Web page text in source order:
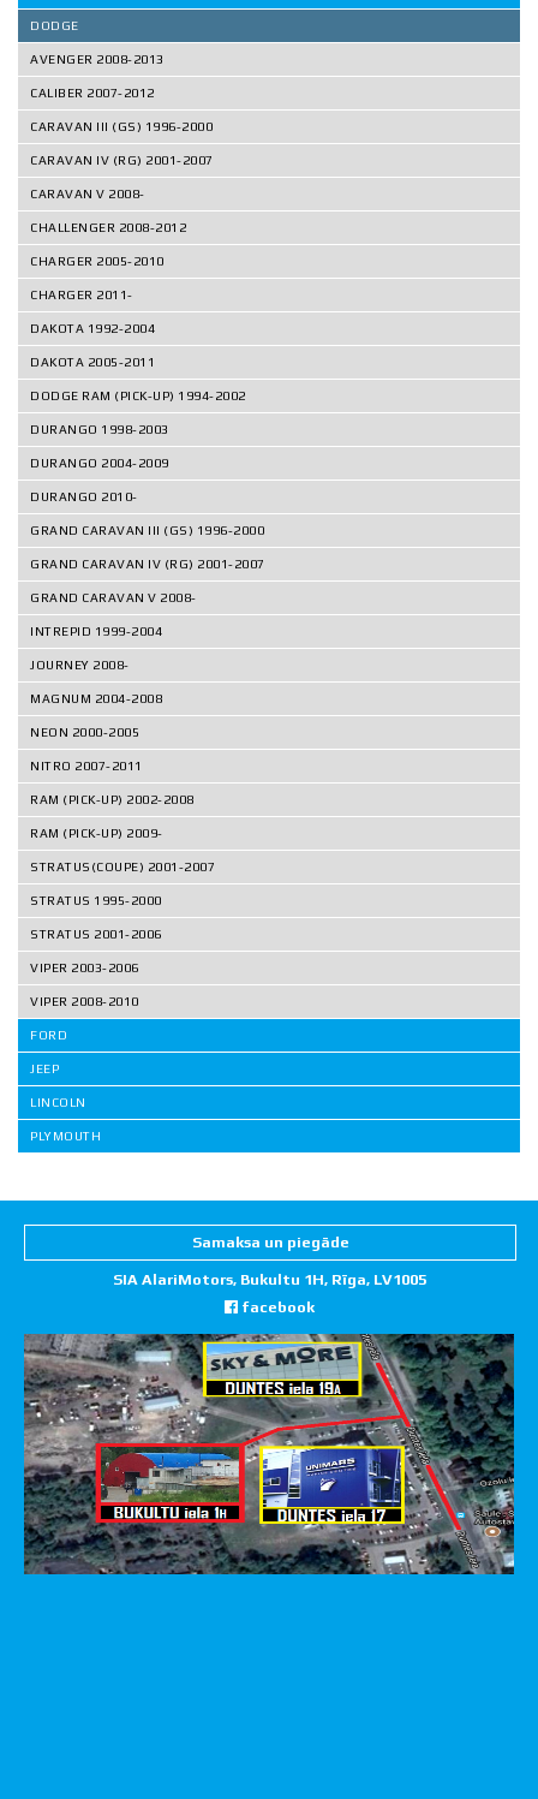
DODGE
AVENGER 2008-2013
CALIBER 2007-2012
CARAVAN III (GS) 1996-2000
CARAVAN IV (RG) 2001-2007
CARAVAN V 2008-
CHALLENGER 2008-2012
CHARGER 2005-2010
CHARGER 2011-
DAKOTA 1992-2004
DAKOTA 2005-2011
DODGE RAM (PICK-UP) 1994-2002
DURANGO 1998-2003
DURANGO 2004-2009
DURANGO 2010-
GRAND CARAVAN III (GS) 1996-2000
GRAND CARAVAN IV (RG) 2001-2007
GRAND CARAVAN V 2008-
INTREPID 1999-2004
JOURNEY 2008-
MAGNUM 2004-2008
NEON 2000-2005
NITRO 2007-2011
RAM (PICK-UP) 2002-2008
RAM (PICK-UP) 2009-
STRATUS(COUPE) 2001-2007
STRATUS 1995-2000
STRATUS 2001-2006
VIPER 2003-2006
VIPER 2008-2010
FORD
JEEP
LINCOLN
PLYMOUTH
Samaksa un piegāde
SIA AlariMotors, Bukultu 1H, Rīga, LV1005
facebook